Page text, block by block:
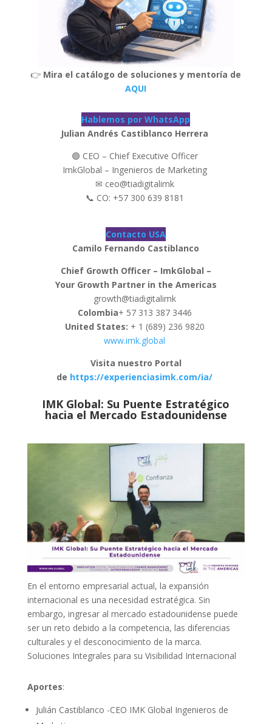
👉 Mira el catálogo de soluciones y mentoría de
AQUI
Hablemos por WhatsApp
Julian Andrés Castiblanco Herrera
🟢 CEO – Chief Executive Officer
ImkGlobal – Ingenieros de Marketing
✉ ceo@tiadigitalimk
📞 CO: +57 300 639 8181
Contacto USA
Camilo Fernando Castiblanco
Chief Growth Officer – ImkGlobal –
Your Growth Partner in the Americas
growth@tiadigitalimk
Colombia+ 57 313 387 3446
United States: + 1 (689) 236 9820
www.imk.global
Visita nuestro Portal
de https://experienciasimk.com/ia/
IMK Global: Su Puente Estratégico
hacia el Mercado Estadounidense
En el entorno empresarial actual, la expansión
internacional es una necesidad estratégica. Sin
embargo, ingresar al mercado estadounidense puede
ser un reto debido a la competencia, las diferencias
culturales y el desconocimiento de la marca.
Soluciones Integrales para su Visibilidad Internacional
Aportes:
Julián Castiblanco -CEO IMK Global Ingenieros de